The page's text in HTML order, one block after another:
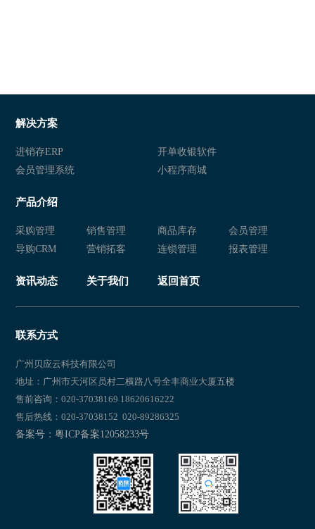
解决方案
进销存ERP
开单收银软件
会员管理系统
小程序商城
产品介绍
采购管理 销售管理 商品库存
会员管理
导购CRM
营销拓客 连锁管理 报表管理
资讯动态 关于我们 返回首页
联系方式
广州贝应云科技有限公司
地址：广州市天河区员村二横路八号全丰商业大厦五楼
售前咨询：020-37038169 18620616222
售后热线：020-37038152 020-89286325
备案号：粤ICP备案12058233号